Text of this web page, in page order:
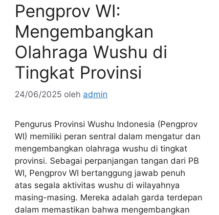
Pengprov WI:
Mengembangkan
Olahraga Wushu di
Tingkat Provinsi
24/06/2025 oleh admin
Pengurus Provinsi Wushu Indonesia (Pengprov
WI) memiliki peran sentral dalam mengatur dan
mengembangkan olahraga wushu di tingkat
provinsi. Sebagai perpanjangan tangan dari PB
WI, Pengprov WI bertanggung jawab penuh
atas segala aktivitas wushu di wilayahnya
masing-masing. Mereka adalah garda terdepan
dalam memastikan bahwa mengembangkan